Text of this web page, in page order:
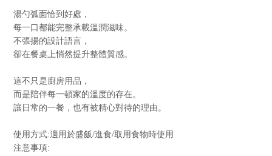
湯勺弧面恰到好處，
每一口都能完整承載溫潤滋味。
不張揚的設計語言，
卻在餐桌上悄然提升整體質感。
這不只是廚房用品，
而是陪伴每一頓家的溫度的存在。
讓日常的一餐，也有被精心對待的理由。
使用方式:適用於盛飯/進食/取用食物時使用
注意事項: